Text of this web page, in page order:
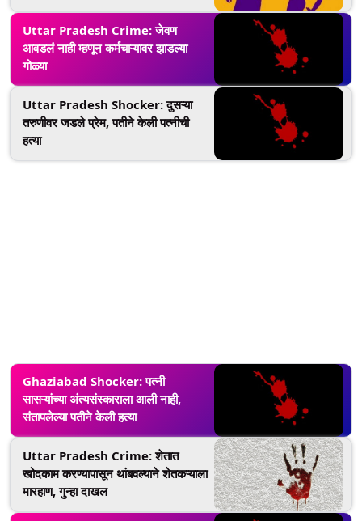
Uttar Pradesh Crime: जेवण
आवडलं नाही म्हणून कर्मचाऱ्यावर झाडल्या
गोळ्या
Uttar Pradesh Shocker: दुसऱ्या
तरुणीवर जडले प्रेम, पतीने केली पत्नीची
हत्या
Ghaziabad Shocker: पत्नी
सासऱ्यांच्या अंत्यसंस्काराला आली नाही,
संतापलेल्या पतीने केली हत्या
Uttar Pradesh Crime: शेतात
खोदकाम करण्यापासून थांबवल्याने शेतकऱ्याला
मारहाण, गुन्हा दाखल